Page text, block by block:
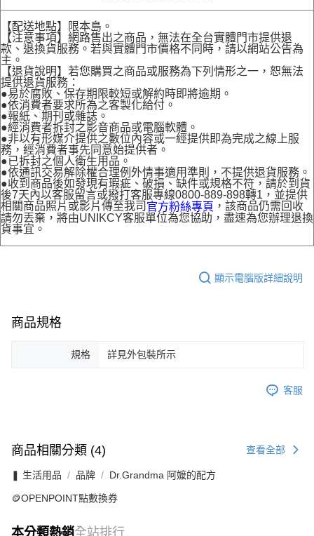
【配送地點】限本島。
【注意事項】網路售出之商品，無法在全台實體門市提供退
款、退換貨服務。若與實體門市價格不同時，請以網站公告為
主。
【退貨說明】若您購買之商品或服務為下列情形之一，恕無法
提供退貨服務：
●易於腐敗、保存期限較短或解約時即將逾期。
●依消費者要求所為之客製化給付。
●報紙、期刊或雜誌。
●經消費者拆封之影音商品或電腦軟體。
●非以有形媒介提供之數位內容或一經提供即為完成之線上服
務，經消費者事先同意始提供者。
●已拆封之個人衛生用品。
●依通訊交易解除權合理例外情事適用準則，不提供退貨服務。
●收到商品後如發現有瑕疵、破損、缺件或規格不符，請於到貨
後7天內以客服留言或撥打客服專線0800-889-898轉1，並提供
相關商品照片或影片傳至我司 官方粉絲專頁 ，該商品仍需回收
請勿丟棄，將由UNIKCY客服單位為您協助，盡速為您辦理退換
貨事宜。
顯示電腦版詳細說明
商品規格
規格 詳見外包裝所示
客服
商品相關分類 (4) 查看全部
❚ 生活用品 品牌 Dr.Grandma 阿嬤的配方
🪙OPENPOINT點數換券
本分類熱銷全站排行